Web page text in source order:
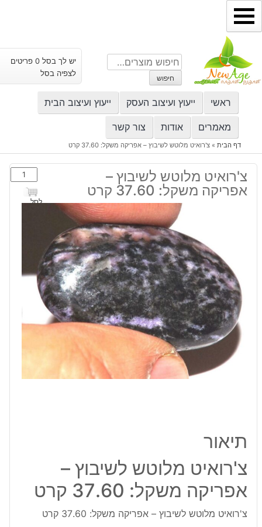
דילוג
לתוכן
חיפוש
עבור:
חיפוש
יש לך בסל 0 פריטים
לצפיה בסל
ראשי ייעוץ ועיצוב העסק ייעוץ ועיצוב הבית
מאמרים אודות צור קשר
דף הבית» צ'רואיט מלוטש לשיבוץ – אפריקה משקל: 37.60 קרט
צ'רואיט מלוטש לשיבוץ –
אפריקה משקל: 37.60 קרט
כמות
של
צ'רואיט
משקל:
37.60
לסל
תיאור
צ'רואיט מלוטש לשיבוץ –
אפריקה משקל: 37.60 קרט
צ'רואיט מלוטש לשיבוץ – אפריקה משקל: 37.60 קרט